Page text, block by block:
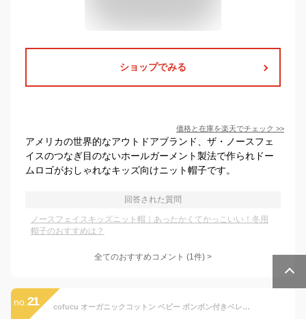
ショップでみる
価格と在庫を楽天でチェック >>
アメリカの世界的なアウトドアブランド、ザ・ノースフェ
イスのつなぎ目のないホールガーメント製法で作られドー
ムロゴがおしゃれなキッズ向けニット帽子です。
回答された質問
ノースフェイスキッズニット帽｜あったかくてかっこいい！冬用
帽子のおすすめは？
全てのおすすめコメント (1件) >
no. 21 cofucu オーガニックコットン ベビー ポンポン付きベレー帽 ナチュラル | オーガニック コットン 帽子 ギフト ニット生地 ベビー用品 女の子 男の子 プレゼント ナチュラル 生地 ベビーグッズ 出産祝い お返し 新生児 [M便 1/1]